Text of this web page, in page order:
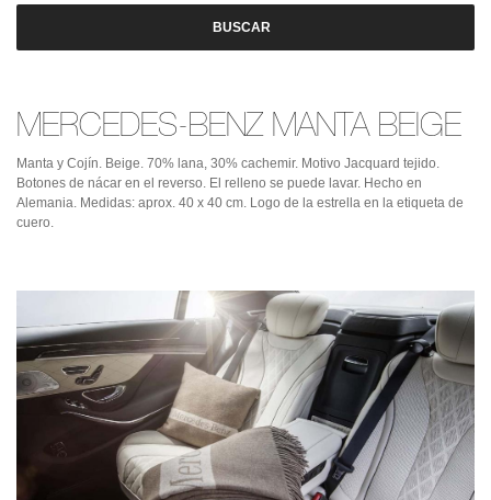
BUSCAR
MERCEDES-BENZ MANTA BEIGE
Manta y Cojín. Beige. 70% lana, 30% cachemir. Motivo Jacquard tejido.
Botones de nácar en el reverso. El relleno se puede lavar. Hecho en
Alemania. Medidas: aprox. 40 x 40 cm. Logo de la estrella en la etiqueta de
cuero.